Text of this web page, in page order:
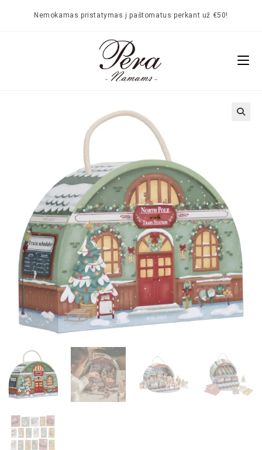
Nemokamas pristatymas į paštomatus perkant už €50!